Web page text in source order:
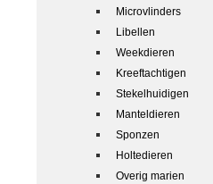
Microvlinders
Libellen
Weekdieren
Kreeftachtigen
Stekelhuidigen
Manteldieren
Sponzen
Holtedieren
Overig marien